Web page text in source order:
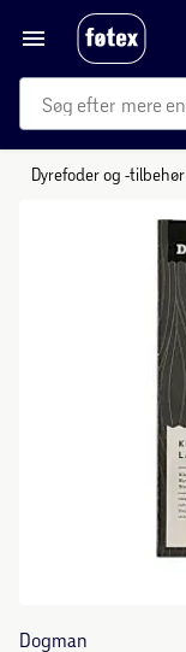
mere
Dyrefoder og -tilbehør
Dogman